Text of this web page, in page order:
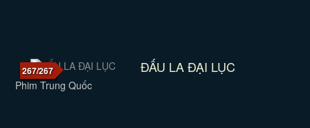
267/267 ĐẤU LA ĐẠI LỤC
Phim Trung Quốc